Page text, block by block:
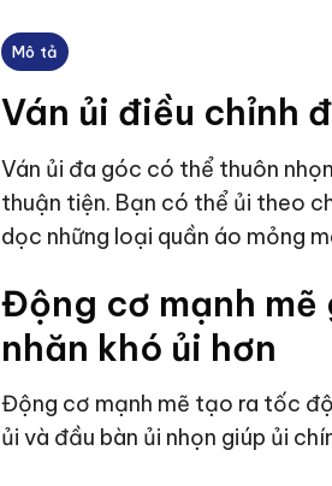
Mô tả
Ván ủi điều chỉnh
Ván ủi đa góc có thể thuôn
thuận tiện. Bạn có thể ủi theo
dọc những loại quần áo mỏng
Động cơ mạnh mẽ
nhăn khó ủi hơn
Động cơ mạnh mẽ tạo ra tốc
ủi và đầu bàn ủi nhọn giúp ủi